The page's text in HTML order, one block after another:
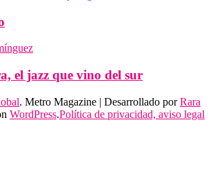
el jazz que vino del sur
. Metro Magazine | Desarrollado porRara
WordPress.Política de privacidad, aviso legal